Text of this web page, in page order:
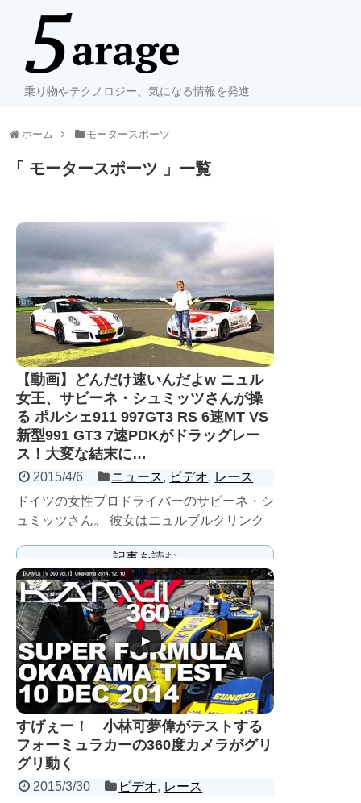
乗り物やテクノロジー、気になる情報を発進
ホーム モータースポーツ
「 モータースポーツ 」一覧
【動画】どんだけ速いんだよw ニュル
女王、サビーネ・シュミッツさんが操
る ポルシェ911 997GT3 RS 6速MT VS
新型991 GT3 7速PDKがドラッグレー
ス！大変な結末に…
2015/4/6 ニュース, ビデオ, レース
ドイツの女性プロドライバーのサビーネ・シ
ュミッツさん。 彼女はニュルブルクリンク
り、有名なテレビ番...記事を読む
すげぇー！ 小林可夢偉がテストする
フォーミュラカーの360度カメラがグリ
グリ動く
2015/3/30 ビデオ, レース